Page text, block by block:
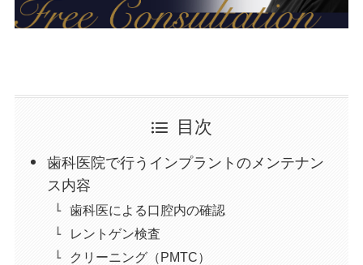
目次
歯科医院で行うインプラントのメンテナン
ス内容
歯科医による口腔内の確認
レントゲン検査
クリーニング（PMTC）